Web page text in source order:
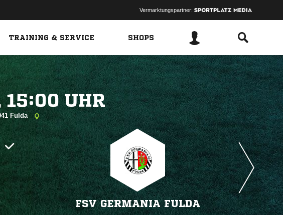
Vermarktungspartner:
TRAINING & SERVICE SHOPS
 
Fulda
FSV GERMANIA FULDA